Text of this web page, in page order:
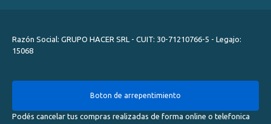
Razón Social: GRUPO HACER SRL - CUIT: 30-71210766-5 - Legajo:
15068
Boton de arrepentimiento
Podés cancelar tus compras realizadas de forma online o telefonica